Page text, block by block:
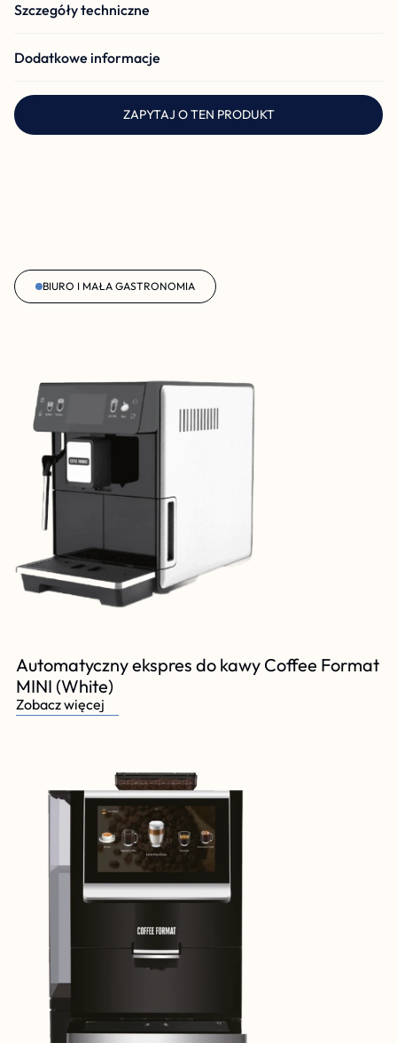
Szczegóły techniczne
Dodatkowe informacje
ZAPYTAJ O TEN PRODUKT
BIURO I MAŁA GASTRONOMIA
Automatyczny ekspres do kawy Coffee Format
MINI (White)
Zobacz więcej